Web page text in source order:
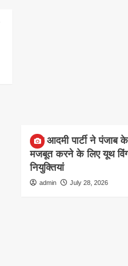
आम आदमी पार्टी ने पंजाब
मजबूत करने के लिए यूथ
नियुक्तियां
admin July 28, 2026